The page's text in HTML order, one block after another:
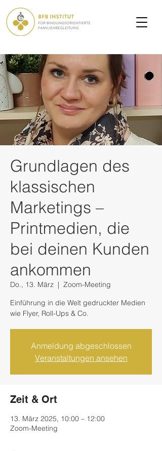
Grundlagen des
klassischen
Marketings –
Printmedien, die
bei deinen Kunden
ankommen
Do., 13. März
  |
Zoom-Meeting
Einführung in die Welt gedruckter Medien
wie Flyer, Roll-Ups & Co.
Anmeldung abgeschlossen
Veranstaltungen ansehen
Zeit & Ort
13. März 2025, 10:00 – 12:00
Zoom-Meeting